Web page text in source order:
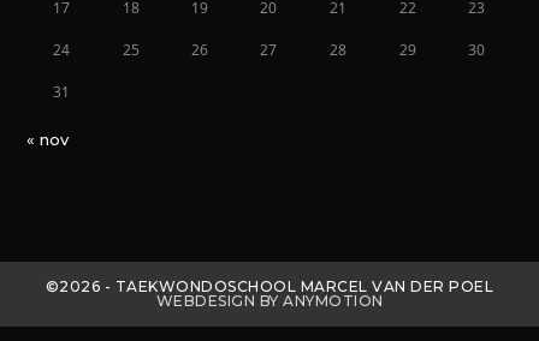
17 18 19 20 21 22 23
24 25 26 27 28 29 30
31
« nov
©2026 - TAEKWONDOSCHOOL MARCEL VAN DER POEL
WEBDESIGN BY ANYMOTION